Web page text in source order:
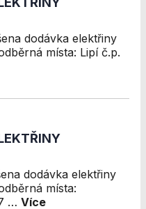
dodávka elektřiny
místa: Lipí č.p.
dodávka elektřiny
místa:
… Více
stránkách, tak na
tomu můžeme
vytvářet profily
pseudonymizované
není zpravidla
bezprostřední
identifikace Vaší
osoby, protože